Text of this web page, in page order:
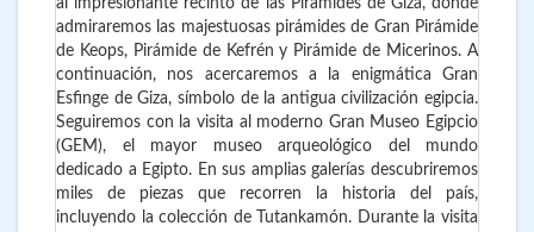
al impresionante recinto de las Pirámides de Giza, donde
admiraremos las majestuosas pirámides de Gran Pirámide
de Keops, Pirámide de Kefrén y Pirámide de Micerinos. A
continuación, nos acercaremos a la enigmática Gran
Esfinge de Giza, símbolo de la antigua civilización egipcia.
Seguiremos con la visita al moderno Gran Museo Egipcio
(GEM), el mayor museo arqueológico del mundo
dedicado a Egipto. En sus amplias galerías descubriremos
miles de piezas que recorren la historia del país,
incluyendo la colección de Tutankamón. Durante la visita